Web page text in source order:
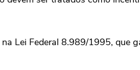
Lei Federal 8.989/1995, que